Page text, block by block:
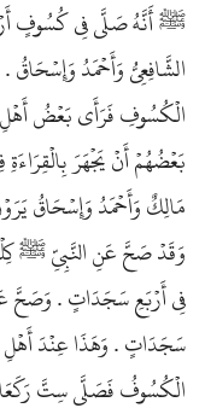
ﷺ أَنَّهُ صَلَّى فِي كُسُوفٍ
الشَّافِعِيُّ وَأَحْمَدُ وَإِسْحَاقُ
الْكُسُوفِ فَرَأَى بَعْضُ أَهْلِ
بَعْضُهُمْ أَنْ يَجْهَرَ
مَالِكٌ وَأَحْمَدُ وَإِسْحَاقُ
وَقَدْ صَحَّ عَنِ النَّبِيِّ ﷺ
فِي أَرْبَعِ سَجَدَاتٍ . وَصَحَّ
سَجَدَاتٍ . وَهَذَا عِنْدَ أَهْلِ
الْكُسُوفُ فَصَلَّى سِتَّ